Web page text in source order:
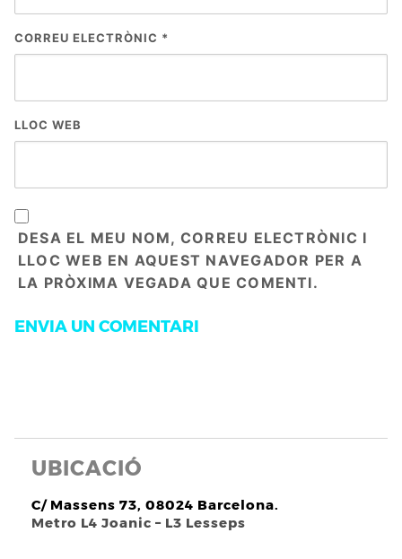
CORREU ELECTRÒNIC *
LLOC WEB
DESA EL MEU NOM, CORREU ELECTRÒNIC I
LLOC WEB EN AQUEST NAVEGADOR PER A
LA PRÒXIMA VEGADA QUE COMENTI.
UBICACIÓ
C/ Massens 73, 08024 Barcelona.
Metro L4 Joanic – L3 Lesseps